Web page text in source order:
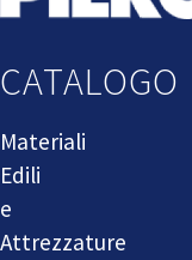
CATALOGO
Materiali
Edili
e
Attrezzature